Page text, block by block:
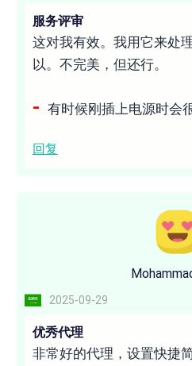
服务评审
这对我有效。我用它来处
以。不完美，但还行。
有时候刚插上电源时会
回复
2025-09-29
优秀代理
非常好的代理，设置快捷